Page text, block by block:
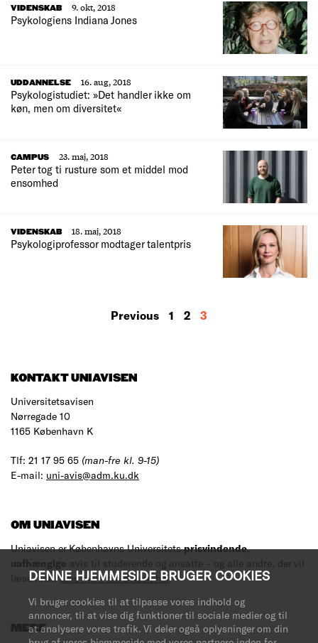
DENNE HJEMMESIDE BRUGER COOKIES
Vi bruger cookies til at tilpasse vores indhold og
annoncer, til at vise dig funktioner til sociale medier og til
at analysere vores trafik. Vi deler også oplysninger om din
VIDENSKAB
9. okt, 2018
Psykologiens Indiana Jones
UDDANNELSE
16. aug, 2018
Psykologistudiet: »Det handler ikke om
køn, men om diversitet«
CAMPUS
23. maj, 2018
Peter tog ti rusture som et middel mod
ensomhed
VIDENSKAB
18. maj, 2018
Psykologiprofessor modtager talentpris
Previous 1 2 3
KONTAKT UNIAVISEN
Universitetsavisen
Nørregade 10
1165 København K
Tlf: 21 17 95 65 (man-fre kl. 9-15)
E-mail: uni-avis@adm.ku.dk
OM UNIAVISEN
Uniavisen er Københavns Universitetsprisvindende,
uafhængige avis til studerende og ansatte – og alle andre, der vil
læse med.Læs mere om avisen her.
MERE